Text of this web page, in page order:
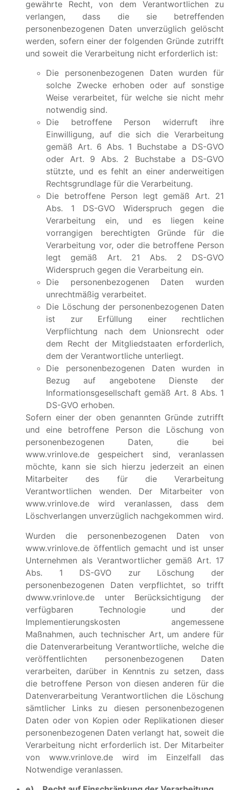
gewährte Recht, von dem Verantwortlichen zu
verlangen, dass die sie betreffenden
personenbezogenen Daten unverzüglich gelöscht
werden, sofern einer der folgenden Gründe zutrifft
und soweit die Verarbeitung nicht erforderlich ist:
Die personenbezogenen Daten wurden für
solche Zwecke erhoben oder auf sonstige
Weise verarbeitet, für welche sie nicht mehr
notwendig sind.
Die betroffene Person widerruft ihre
Einwilligung, auf die sich die Verarbeitung
gemäß Art. 6 Abs. 1 Buchstabe a DS-GVO
oder Art. 9 Abs. 2 Buchstabe a DS-GVO
stützte, und es fehlt an einer anderweitigen
Rechtsgrundlage für die Verarbeitung.
Die betroffene Person legt gemäß Art. 21
Abs. 1 DS-GVO Widerspruch gegen die
Verarbeitung ein, und es liegen keine
vorrangigen berechtigten Gründe für die
Verarbeitung vor, oder die betroffene Person
legt gemäß Art. 21 Abs. 2 DS-GVO
Widerspruch gegen die Verarbeitung ein.
Die personenbezogenen Daten wurden
unrechtmäßig verarbeitet.
Die Löschung der personenbezogenen Daten
ist zur Erfüllung einer rechtlichen
Verpflichtung nach dem Unionsrecht oder
dem Recht der Mitgliedstaaten erforderlich,
dem der Verantwortliche unterliegt.
Die personenbezogenen Daten wurden in
Bezug auf angebotene Dienste der
Informationsgesellschaft gemäß Art. 8 Abs. 1
DS-GVO erhoben.
Sofern einer der oben genannten Gründe zutrifft
und eine betroffene Person die Löschung von
personenbezogenen Daten, die bei
www.vrinlove.de gespeichert sind, veranlassen
möchte, kann sie sich hierzu jederzeit an einen
Mitarbeiter des für die Verarbeitung
Verantwortlichen wenden. Der Mitarbeiter von
www.vrinlove.de wird veranlassen, dass dem
Löschverlangen unverzüglich nachgekommen wird.
Wurden die personenbezogenen Daten von
www.vrinlove.de öffentlich gemacht und ist unser
Unternehmen als Verantwortlicher gemäß Art. 17
Abs. 1 DS-GVO zur Löschung der
personenbezogenen Daten verpflichtet, so trifft
dwww.vrinlove.de unter Berücksichtigung der
verfügbaren Technologie und der
Implementierungskosten angemessene
Maßnahmen, auch technischer Art, um andere für
die Datenverarbeitung Verantwortliche, welche die
veröffentlichten personenbezogenen Daten
verarbeiten, darüber in Kenntnis zu setzen, dass
die betroffene Person von diesen anderen für die
Datenverarbeitung Verantwortlichen die Löschung
sämtlicher Links zu diesen personenbezogenen
Daten oder von Kopien oder Replikationen dieser
personenbezogenen Daten verlangt hat, soweit die
Verarbeitung nicht erforderlich ist. Der Mitarbeiter
von www.vrinlove.de wird im Einzelfall das
Notwendige veranlassen.